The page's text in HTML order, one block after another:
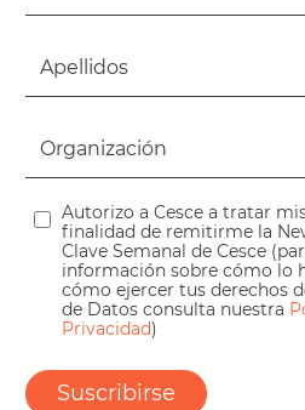
Autorizo a Cesce a tratar
finalidad de remitirme la
Clave Semanal de Cesce
información sobre cómo lo
cómo ejercer tus derechos
de Datos consulta nuestra
Privacidad)